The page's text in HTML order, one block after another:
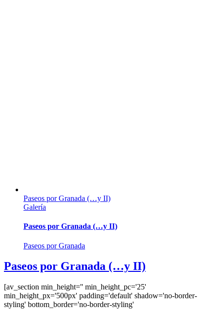
Paseos por Granada (…y II)
Galería
Paseos por Granada (…y II)
Paseos por Granada
Paseos por Granada (…y II)
[av_section min_height='' min_height_pc='25'
min_height_px='500px' padding='default' shadow='no-border-
styling' bottom_border='no-border-styling'